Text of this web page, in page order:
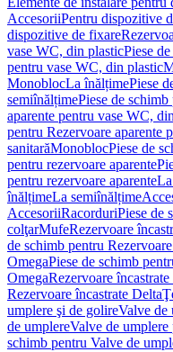
AccesoriiPentru dispozitive
dispozitive de fixare
vase WC, din plasticPiese
pentru vase WC, din plastic
MonoblocLa înălțimePiese
semiînălțimePiese de
aparente pentru vase WC,
pentru Rezervoare aparente
sanitarăMonoblocPiese de
pentru rezervoare aparente
pentru rezervoare aparente
înălțimeLa semiînălțime
AccesoriiRacorduriPiese de
colţarMufeRezervoare
de schimb pentru
OmegaPiese de schimb
OmegaRezervoare
Rezervoare încastrate Delta
umplere şi de golireValve de
de umplereValve de umplere
schimb pentru Valve de